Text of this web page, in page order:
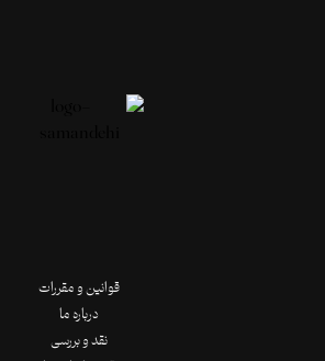
قوانین و مقررات
درباره ما
نقد و بررسی